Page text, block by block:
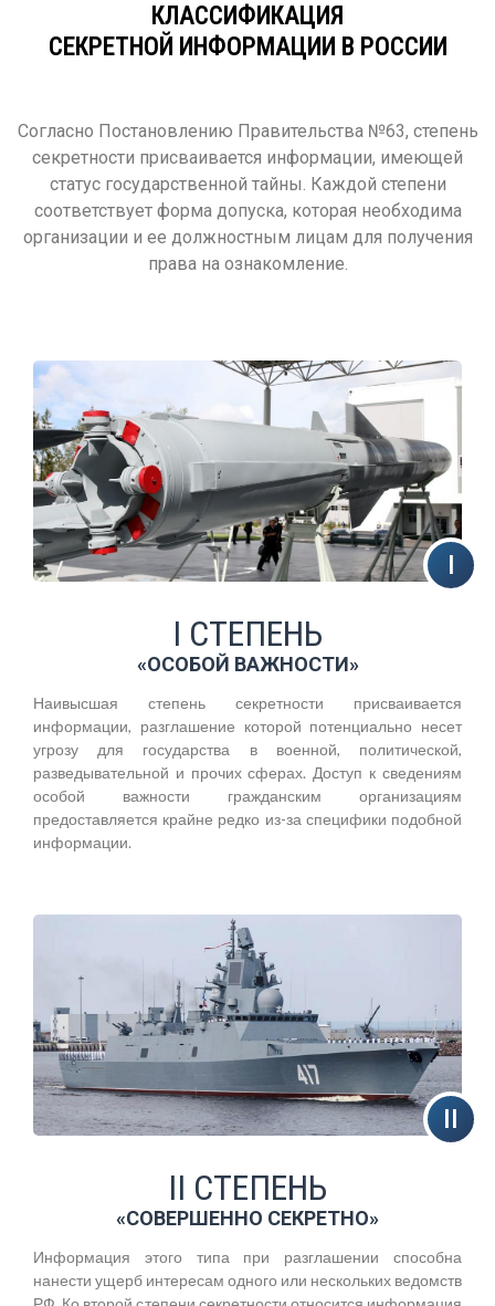
КЛАССИФИКАЦИЯ
СЕКРЕТНОЙ ИНФОРМАЦИИ В РОССИИ
Согласно Постановлению Правительства №63, степень
секретности присваивается информации, имеющей
статус государственной тайны. Каждой степени
соответствует форма допуска, которая необходима
организации и ее должностным лицам для получения
права на ознакомление.
I СТЕПЕНЬ
«ОСОБОЙ ВАЖНОСТИ»
Наивысшая степень секретности присваивается
информации, разглашение которой потенциально несет
угрозу для государства в военной, политической,
разведывательной и прочих сферах. Доступ к сведениям
особой важности гражданским организациям
предоставляется крайне редко из-за специфики подобной
информации.
II СТЕПЕНЬ
«СОВЕРШЕННО СЕКРЕТНО»
Информация этого типа при разглашении способна
нанести ущерб интересам одного или нескольких ведомств